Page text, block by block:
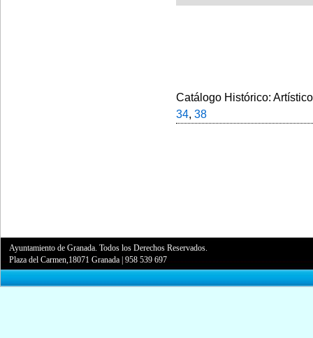
Catálogo Histórico:
34, 38
Ayuntamiento de Granada. Todos los Derechos Reservados.
Plaza del Carmen,18071 Granada |958 539 697